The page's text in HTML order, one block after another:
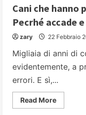
Cani che hanno
Pecrhé accade
zary 22 Febbraio
Migliaia di anni di
evidentemente, a
errori. E sì,...
Read MoreRead
more